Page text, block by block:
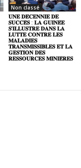
Non classé
𝐔𝐍𝐄 𝐃𝐄́𝐂𝐄𝐍𝐍𝐈𝐄 𝐃𝐄
𝐒𝐔𝐂𝐂𝐄̀𝐒 : 𝐋𝐀 𝐆𝐔𝐈𝐍𝐄́𝐄
𝐒’𝐈𝐋𝐋𝐔𝐒𝐓𝐑𝐄 𝐃𝐀𝐍𝐒 𝐋𝐀
𝐋𝐔𝐓𝐓𝐄 𝐂𝐎𝐍𝐓𝐑𝐄 𝐋𝐄𝐒
𝐌𝐀𝐋𝐀𝐃𝐈𝐄𝐒
𝐓𝐑𝐀𝐍𝐒𝐌𝐈𝐒𝐒𝐈𝐁𝐋𝐄𝐒 𝐄𝐓 𝐋𝐀
𝐆𝐄𝐒𝐓𝐈𝐎𝐍 𝐃𝐄𝐒
𝐑𝐄𝐒𝐒𝐎𝐔𝐑𝐂𝐄𝐒 𝐌𝐈𝐍𝐈𝐄̀𝐑𝐄𝐒